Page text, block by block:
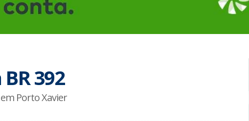
392
Porto Xavier